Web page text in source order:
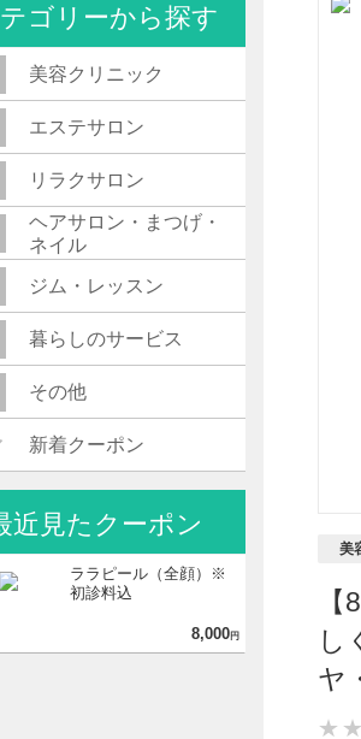
美
し
ヤ
ゴリーから探す
美容クリニック
エステサロン
リラクサロン
ヘアサロン・まつげ・
ネイル
ジム・レッスン
暮らしのサービス
その他
新着クーポン
近見たクーポン
ララピール（全顔）※
初診料込
8,000円